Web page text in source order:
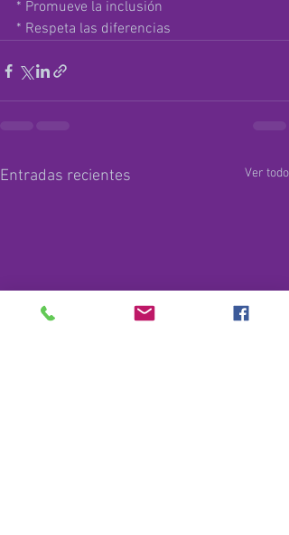
* Promueve la inclusión
* Respeta las diferencias
Entradas recientes Ver todo